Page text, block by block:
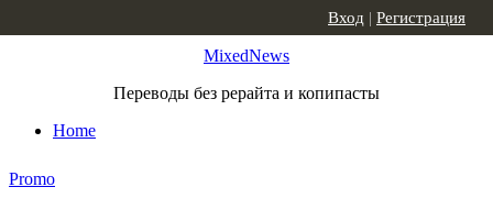
MixedNews
Переводы без рерайта и копипасты
Home
Вход | Регистрация
Promo